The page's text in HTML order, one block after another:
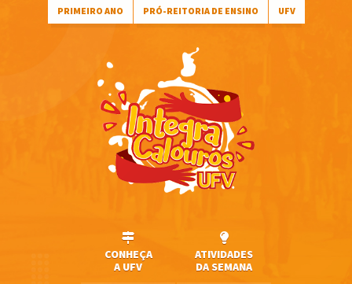
PRIMEIRO ANO PRÓ-REITORIA DE ENSINO UFV
CONHEÇA
A UFV
ATIVIDADES
DA SEMANA